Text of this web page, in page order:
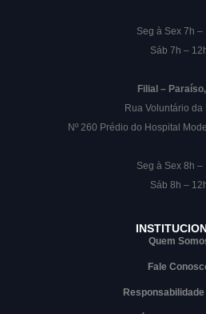
Seg à Sex 7h –
Sáb 7h –
Filial –
Rua Voluntário da
Nº 260 Prédio do Hospital
Seg à Sex 8h –
Sáb 8h –
Quem
Fale